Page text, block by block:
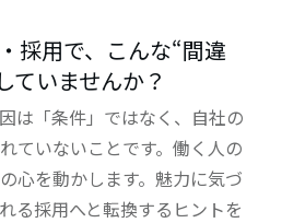
採用で、こんな“間違
ていませんか？
は「条件」ではなく、自社の
ていないことです。働く人の
心を動かします。魅力に気づ
る採用へと転換するヒントを